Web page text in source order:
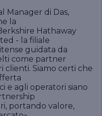
Manager di Das,
la
Hathaway
- la filiale
guidata da
come partner
clienti. Siamo certi che
e agli operatori siano
portando valore,